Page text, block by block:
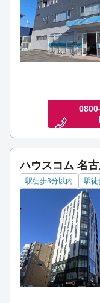
ハウスコム 名
駅徒歩3分以内 駅徒